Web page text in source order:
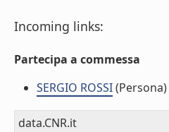
Incoming links:
Partecipa a commessa
SERGIO ROSSI(Persona)
data.CNR.it